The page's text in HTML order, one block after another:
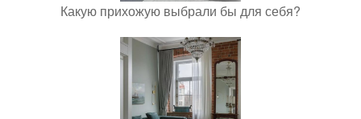
Какую прихожую выбрали бы для себя?